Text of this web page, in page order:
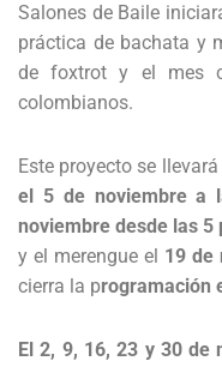
Salones de Baile
práctica de bachata y
de foxtrot y el mes
colombianos.
Este proyecto se
el 5 de noviembre a
noviembre desde las 5
y el merengue el 19 de
cierra la programación
El 2, 9, 16, 23 y 30 de